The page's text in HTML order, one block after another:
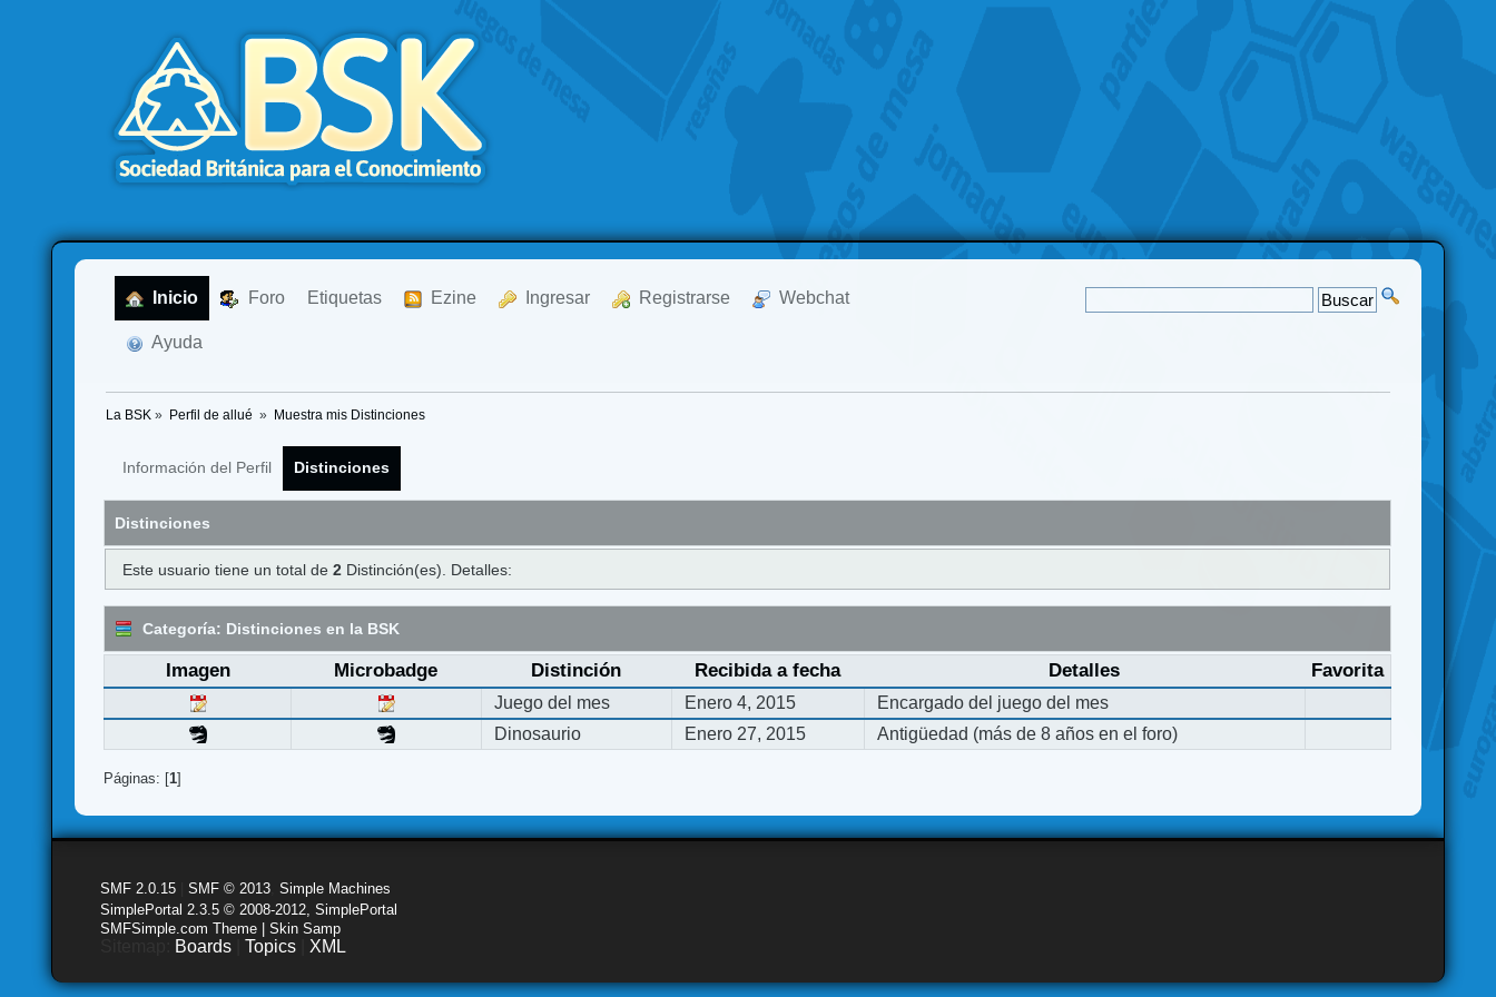
Inicio Foro Etiquetas Ezine Ingresar Registrarse Webchat
Ayuda
La BSK » Perfil de allué » Muestra mis Distinciones
Información del Perfil Distinciones
Distinciones
Este usuario tiene un total de 2Distinción(es). Detalles:
Categoría: Distinciones en la BSK
Imagen Microbadge Distinción Recibida a fecha Detalles Favorita
Juego del mes Enero 4, 2015
Encargado del juego del mes
Dinosaurio
Enero 27, 2015 Antigüedad (más de 8 años en el foro)
Páginas: [1]
SMF 2.0.15 |SMF © 2013 ,Simple Machines
SimplePortal 2.3.5 © 2008-2012, SimplePortal
SMFSimple.com Theme | Skin Samp
Boards |Topics XML